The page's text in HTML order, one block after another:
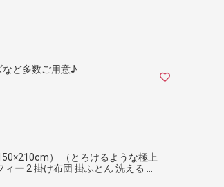
ど多数ご用意♪
） （とろけるような極上
ー 2 掛け布団 掛ふとん 洗える 日